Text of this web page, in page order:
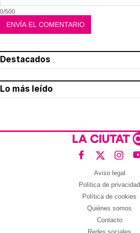
0/500
Destacados
Lo más leído
Aviso legal
Política de privacidad
Política de cookies
Quiénes somos
Contacto